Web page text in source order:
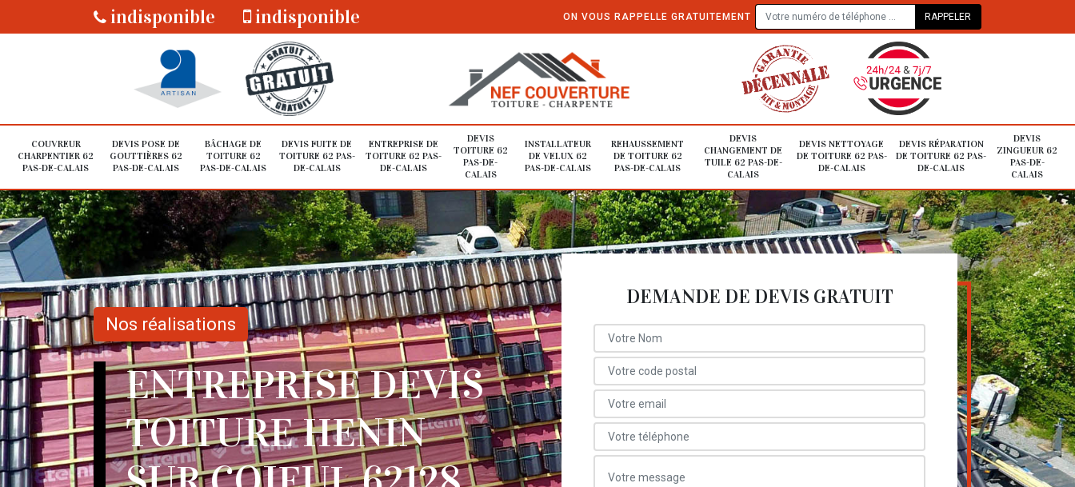
indisponible indisponible ON VOUS RAPPELLE GRATUITEMENT
COUVREUR
CHARPENTIER 62
PAS-DE-CALAIS
DEVIS POSE DE
GOUTTIÈRES 62
PAS-DE-CALAIS
BÂCHAGE DE
TOITURE 62
PAS-DE-CALAIS
DEVIS FUITE DE
TOITURE 62 PAS-
DE-CALAIS
ENTREPRISE DE
TOITURE 62 PAS-
DE-CALAIS
DEVIS
TOITURE 62
PAS-DE-
CALAIS
INSTALLATEUR
DE VELUX 62
PAS-DE-CALAIS
REHAUSSEMENT
DE TOITURE 62
PAS-DE-CALAIS
DEVIS
CHANGEMENT DE
TUILE 62 PAS-DE-
CALAIS
DEVIS NETTOYAGE
DE TOITURE 62 PAS-
DE-CALAIS
DEVIS RÉPARATION
DE TOITURE 62 PAS-
DE-CALAIS
DEVIS
ZINGUEUR 62
PAS-DE-
CALAIS
Nos réalisations
ENTREPRISE DEVIS
TOITURE HENIN
DEMANDE DE DEVIS GRATUIT